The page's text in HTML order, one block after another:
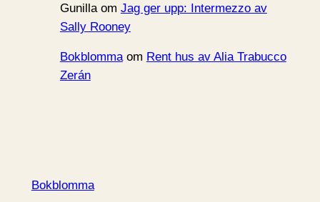
Gunillaom Jag ger upp: Intermezzo av
Sally Rooney
Bokblommaom Rent hus av Alia Trabucco
Zerán
Bokblomma